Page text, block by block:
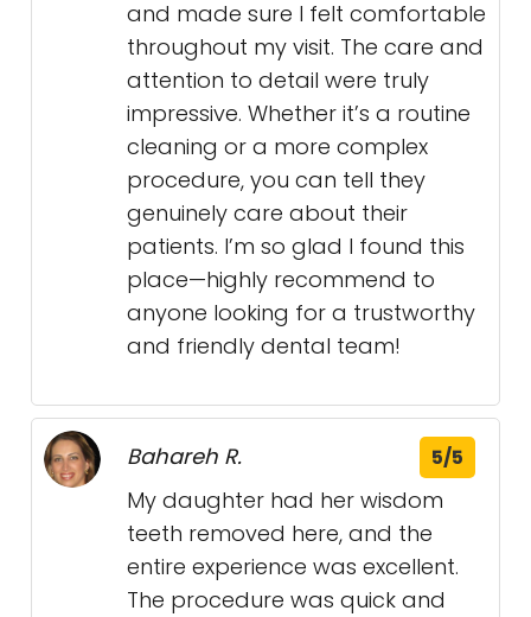
and made sure I felt comfortable
throughout my visit. The care and
attention to detail were truly
impressive. Whether it’s a routine
cleaning or a more complex
procedure, you can tell they
genuinely care about their
patients. I’m so glad I found this
place—highly recommend to
anyone looking for a trustworthy
and friendly dental team!
Bahareh R. 5/5
My daughter had her wisdom
teeth removed here, and the
entire experience was excellent.
The procedure was quick and